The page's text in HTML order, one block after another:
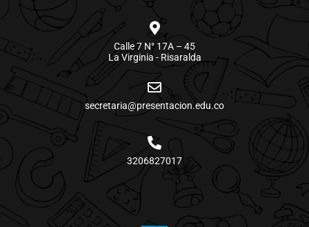
Calle 7 N° 17A – 45
La Virginia - Risaralda
secretaria@presentacion.edu.co
3206827017